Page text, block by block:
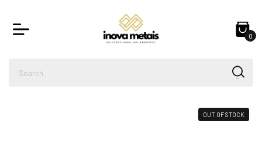
0
OUT OF STOCK